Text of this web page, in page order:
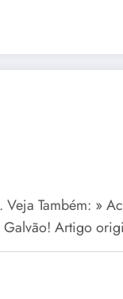
Também: »
Artigo